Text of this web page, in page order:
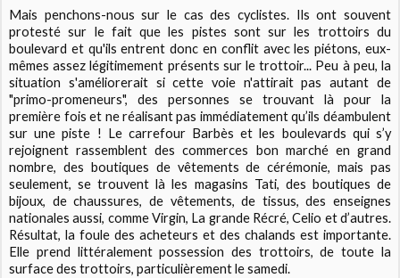
Mais penchons-nous sur le cas des cyclistes. Ils ont souvent
protesté sur le fait que les pistes sont sur les trottoirs du
boulevard et qu'ils entrent donc en conflit avec les piétons, eux-
mêmes assez légitimement présents sur le trottoir... Peu à peu, la
situation s'améliorerait si cette voie n'attirait pas autant de
"primo-promeneurs", des personnes se trouvant là pour la
première fois et ne réalisant pas immédiatement qu’ils déambulent
sur une piste ! Le carrefour Barbès et les boulevards qui s’y
rejoignent rassemblent des commerces bon marché en grand
nombre, des boutiques de vêtements de cérémonie, mais pas
seulement, se trouvent là les magasins Tati, des boutiques de
bijoux, de chaussures, de vêtements, de tissus, des enseignes
nationales aussi, comme Virgin, La grande Récré, Celio et d’autres.
Résultat, la foule des acheteurs et des chalands est importante.
Elle prend littéralement possession des trottoirs, de toute la
surface des trottoirs, particulièrement le samedi.